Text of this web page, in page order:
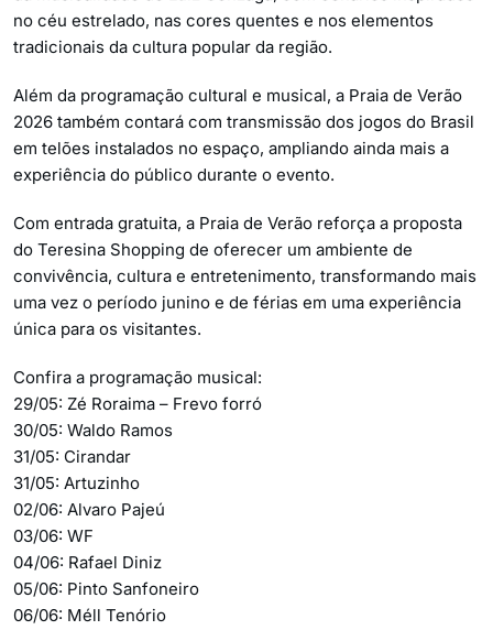
no céu estrelado, nas cores quentes e nos elementos
tradicionais da cultura popular da região.
Além da programação cultural e musical, a Praia de Verão
2026 também contará com transmissão dos jogos do Brasil
em telões instalados no espaço, ampliando ainda mais a
experiência do público durante o evento.
Com entrada gratuita, a Praia de Verão reforça a proposta
do Teresina Shopping de oferecer um ambiente de
convivência, cultura e entretenimento, transformando mais
uma vez o período junino e de férias em uma experiência
única para os visitantes.
Confira a programação musical:
29/05: Zé Roraima – Frevo forró
30/05: Waldo Ramos
31/05: Cirandar
31/05: Artuzinho
02/06: Alvaro Pajeú
03/06: WF
04/06: Rafael Diniz
05/06: Pinto Sanfoneiro
06/06: Méll Tenório